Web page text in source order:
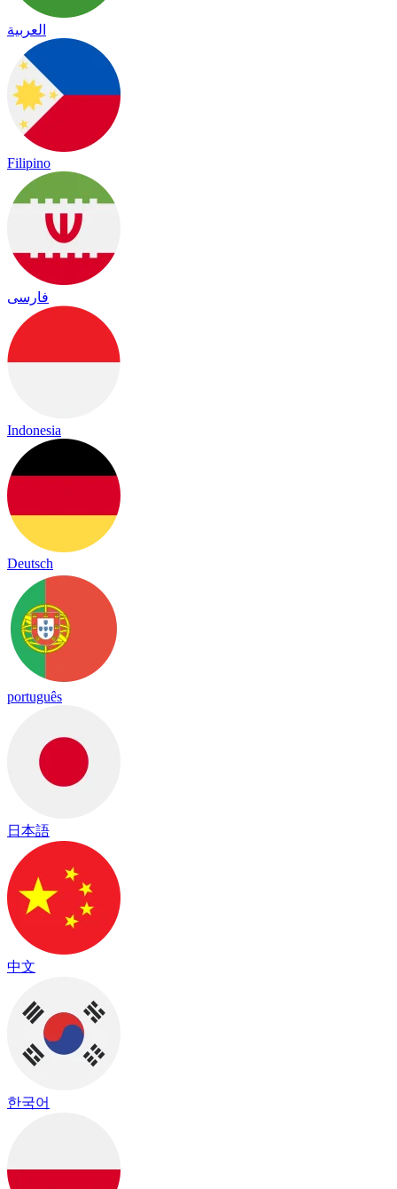
العربية
Filipino
فارسی
Indonesia
Deutsch
português
日本語
中文
한국어